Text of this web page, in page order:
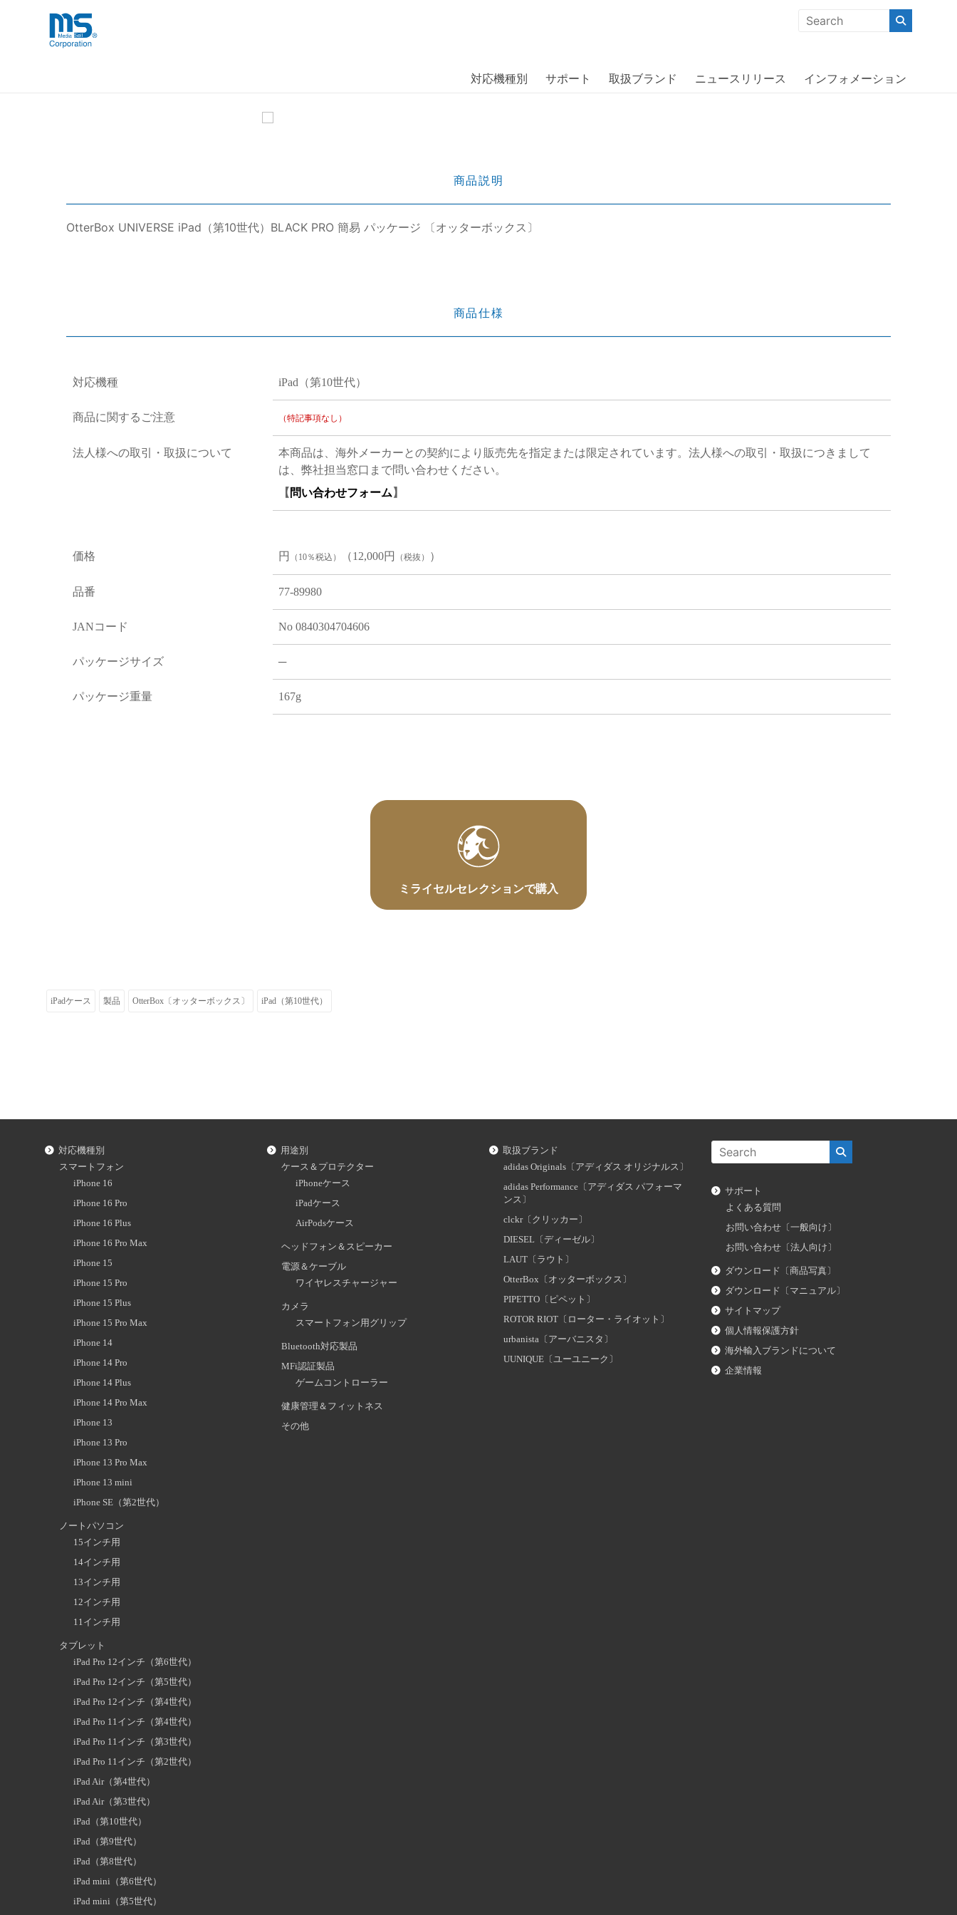
海外事業部が取り揃えている海外輸入商品には、日本では珍しい「海外ブランド」をはじめ「ユニークな商品」「機能的な商品」「コストパフォーマンスの高い商
対応機種別 サポート 取扱ブランド ニュースリリース インフォメーション
商品説明
OtterBox UNIVERSE iPad（第10世代）BLACK PRO 簡易 パッケージ 〔オッターボックス〕
商品仕様
対応機種 iPad（第10世代）
商品に関するご注意 （特記事項なし）
法人様への取引・取扱について
本商品は、海外メーカーとの契約により販売先を指定または限定されています。法人様への取引・取扱につきまして
は、弊社担当窓口まで問い合わせください。
【 問い合わせフォーム 】
価格 円 （10％税込） （12,000円 （税抜） ）
品番 77-89980
JANコード No 0840304704606
パッケージサイズ ─
パッケージ重量 167g
ミライセルセレクションで購入
iPadケース 製品 OtterBox〔オッターボックス〕 iPad（第10世代）
対応機種別
スマートフォン
iPhone 16
iPhone 16 Pro
iPhone 16 Plus
iPhone 16 Pro Max
iPhone 15
iPhone 15 Pro
iPhone 15 Plus
iPhone 15 Pro Max
iPhone 14
iPhone 14 Pro
iPhone 14 Plus
iPhone 14 Pro Max
iPhone 13
iPhone 13 Pro
iPhone 13 Pro Max
iPhone 13 mini
iPhone SE（第2世代）
ノートパソコン
15インチ用
14インチ用
13インチ用
12インチ用
11インチ用
タブレット
iPad Pro 12インチ（第6世代）
iPad Pro 12インチ（第5世代）
iPad Pro 12インチ（第4世代）
iPad Pro 11インチ（第4世代）
iPad Pro 11インチ（第3世代）
iPad Pro 11インチ（第2世代）
iPad Air（第4世代）
iPad Air（第3世代）
iPad（第10世代）
iPad（第9世代）
iPad（第8世代）
iPad mini（第6世代）
iPad mini（第5世代）
用途別
ケース＆プロテクター
iPhoneケース
iPadケース
AirPodsケース
ヘッドフォン＆スピーカー
電源＆ケーブル
ワイヤレスチャージャー
カメラ
スマートフォン用グリップ
Bluetooth対応製品
MFi認証製品
ゲームコントローラー
健康管理＆フィットネス
その他
取扱ブランド
adidas Originals〔アディダス オリジナルス〕
adidas Performance〔アディダス パフォーマ
ンス〕
clckr〔クリッカー〕
DIESEL〔ディーゼル〕
LAUT〔ラウト〕
OtterBox〔オッターボックス〕
PIPETTO〔ピペット〕
ROTOR RIOT〔ローター・ライオット〕
urbanista〔アーバニスタ〕
UUNIQUE〔ユーユニーク〕
サポート
よくある質問
お問い合わせ〔一般向け〕
お問い合わせ〔法人向け〕
ダウンロード〔商品写真〕
ダウンロード〔マニュアル〕
サイトマップ
個人情報保護方針
海外輸入ブランドについて
企業情報